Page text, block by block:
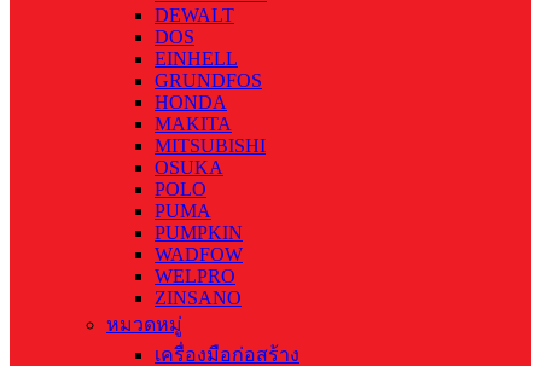
DEWALT
DOS
EINHELL
GRUNDFOS
HONDA
MAKITA
MITSUBISHI
OSUKA
POLO
PUMA
PUMPKIN
WADFOW
WELPRO
ZINSANO
หมวดหมู่
เครื่องมือก่อสร้าง